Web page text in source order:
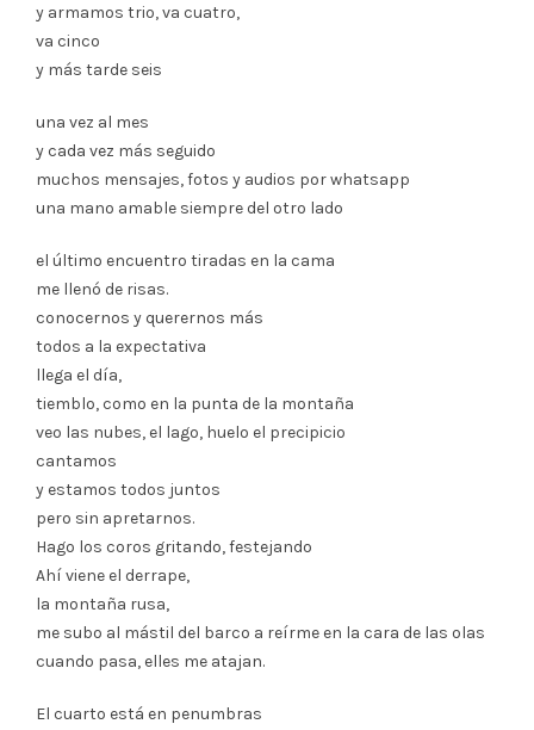
y armamos trio, va cuatro,
va cinco
y más tarde seis
una vez al mes
y cada vez más seguido
muchos mensajes, fotos y audios por whatsapp
una mano amable siempre del otro lado
el último encuentro tiradas en la cama
me llenó de risas.
conocernos y querernos más
todos a la expectativa
llega el día,
tiemblo, como en la punta de la montaña
veo las nubes, el lago, huelo el precipicio
cantamos
y estamos todos juntos
pero sin apretarnos.
Hago los coros gritando, festejando
Ahí viene el derrape,
la montaña rusa,
me subo al mástil del barco a reírme en la cara de las olas
cuando pasa, elles me atajan.
El cuarto está en penumbras